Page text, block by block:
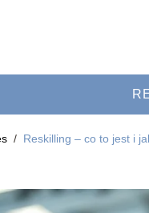
/ Reskilling – co to jest i